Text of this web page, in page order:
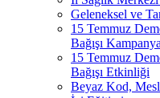
Geleneksel ve
15 Temmuz
Bağışı
15 Temmuz
Bağışı Etkinliği
Beyaz Kod,